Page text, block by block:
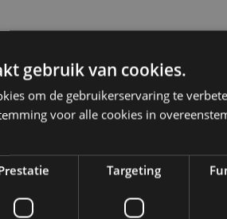
wegvervoer. De ILT handhaaft
rusttijden met als doel: het
het waarborgen van
én de veiligheid van
vindt u hier
. Wilt u meer weten
gebruik van cookies.
om de gebruikerservaring te
voor alle cookies in
Targeting